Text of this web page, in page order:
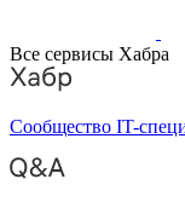
Все сервисы Хабра
Сообщество IT-